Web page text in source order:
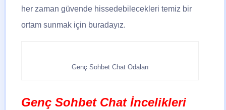
her zaman güvende hissedebilecekleri temiz bir
ortam sunmak için buradayız.
Genç Sohbet Chat Odaları
Genç Sohbet Chat İncelikleri